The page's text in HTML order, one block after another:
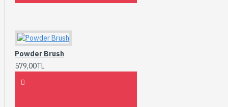
Powder Brush
579,00TL